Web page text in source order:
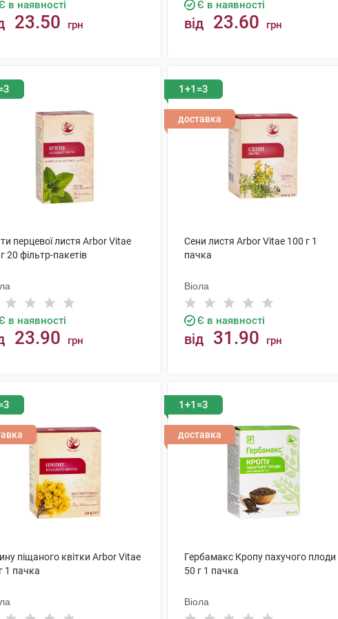
в наявності
23.50 грн
Є в наявності
від 23.60 грн
перцевої листя Arbor Vitae
20 фільтр-пакетів
в наявності
23.90 грн
1+1=3
доставка
Сени листя Arbor Vitae 100 г 1
пачка
Віола
Є в наявності
від 31.90 грн
піщаного квітки Arbor Vitae
1 пачка
1+1=3
доставка
Гербамакс Кропу пахучого плоди
50 г 1 пачка
Віола